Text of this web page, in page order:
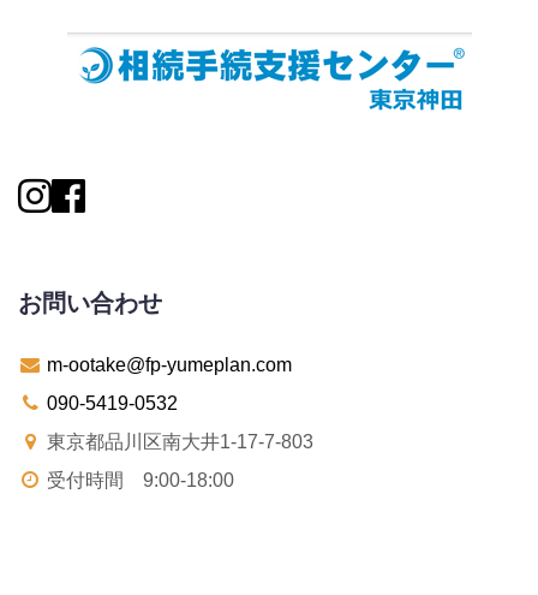
お問い合わせ
m-ootake@fp-yumeplan.com
090-5419-0532
東京都品川区南大井1-17-7-803
受付時間 9:00-18:00